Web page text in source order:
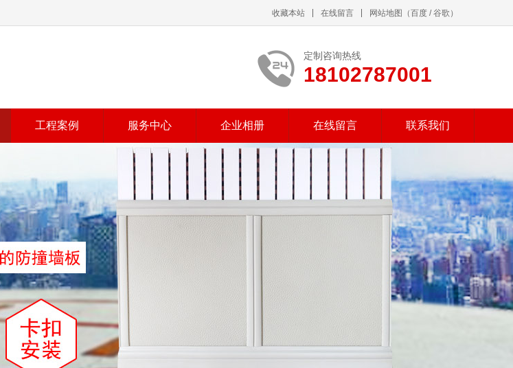
收藏本站 在线留言 网站地图 （百度 /谷歌 ）
定制咨询热线
18102787001
工程案例 服务中心 企业相册 在线留言 联系我们